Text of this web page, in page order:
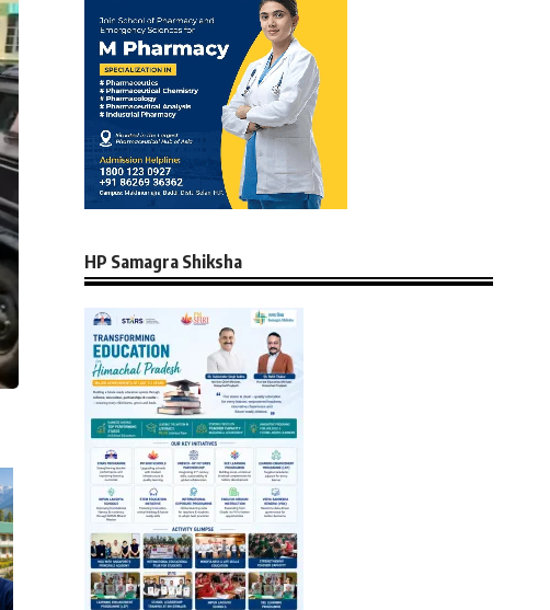
HP Samagra Shiksha